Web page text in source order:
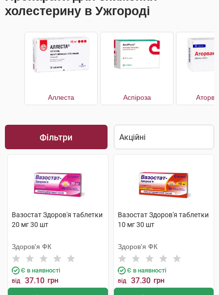
холестерину в Ужгороді
Аллеста Аспіроза
Фільтри
Вазостат Здоров'я таблетки
20 мг 30 шт
Здоров'я ФК
Є в наявності
від 37.10 грн
Вазостат Здоров'я таблетки
10 мг 30 шт
Здоров'я ФК
Є в наявності
від 37.30 грн